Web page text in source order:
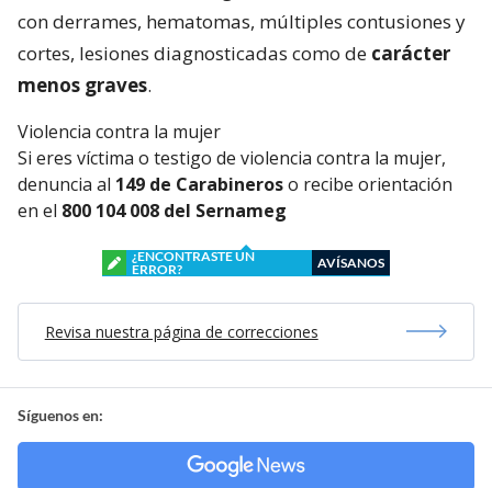
con derrames, hematomas, múltiples contusiones y
cortes, lesiones diagnosticadas como de carácter
menos graves.
Violencia contra la mujer
Si eres víctima o testigo de violencia contra la mujer,
denuncia al 149 de Carabineroso recibe orientación
en el 800 104 008 del Sernameg
¿ENCONTRASTE UN
ERROR?
AVÍSANOS
Revisa nuestra página de correcciones
Síguenos en: